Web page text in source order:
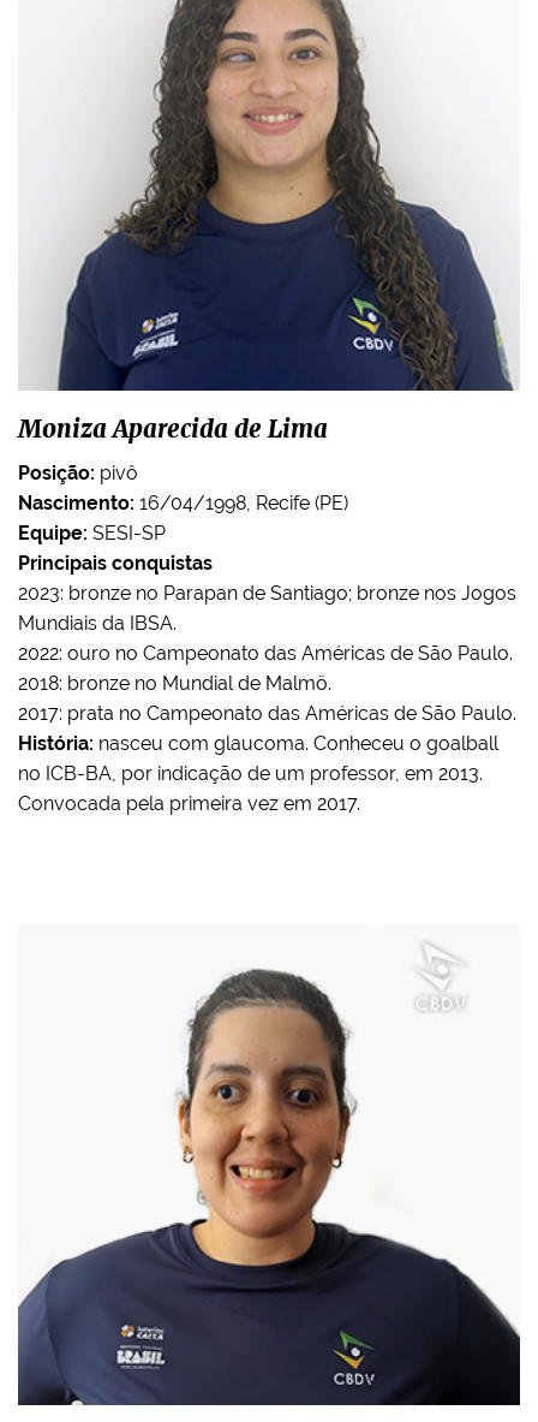
Moniza Aparecida de Lima
Posição: pivô
Nascimento: 16/04/1998, Recife (PE)
Equipe: SESI-SP
Principais conquistas
2023: bronze no Parapan de Santiago; bronze nos Jogos
Mundiais da IBSA.
2022: ouro no Campeonato das Américas de São Paulo.
2018: bronze no Mundial de Malmö.
2017: prata no Campeonato das Américas de São Paulo.
História: nasceu com glaucoma. Conheceu o goalball
no ICB-BA, por indicação de um professor, em 2013.
Convocada pela primeira vez em 2017.